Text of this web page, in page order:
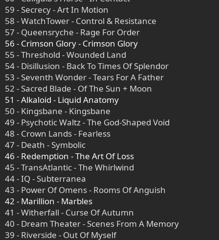
59 - Secrecy - Art In Motion
58 - WatchTower - Control & Resistance
57 - Queensryche - Rage For Order
56 - Crimson Glory - Crimson Glory
55 - Threshold - Wounded Land
54 - Disillusion - Back To Times Of Splendor
53 - Seventh Wonder - Tears For A Father
52 - Sacred Blade - Of The Sun + Moon
51 - Alkaloid - Liquid Anatomy
50 - Kingsbane - Kingsbane
49 - Psychotic Waltz - The God-Shaped Void
48 - Crown Lands - Fearless
47 - Death - Symbolic
46 - Redemption - The Art Of Loss
45 - TransAtlantic - The Whirlwind
44 - IQ - Subterranea
43 - Power Of Omens - Rooms Of Anguish
42 - Marillion - Marbles
41 - Witherfall - Curse Of Autumn
40 - Dream Theater - Scenes From A Memory
39 - Riverside - Out Of Myself